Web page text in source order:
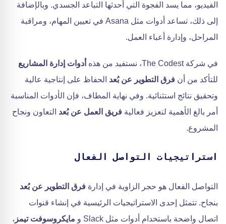
الفيديو، مما يسد الفجوة التي أحدثها التباعد الجسدي. وبالإضافة
إلى ذلك، تساعد أدوات مثل Asana في تعيين المهام، ومراقبة
المراحل، وإدارة أعباء العمل.
في شركة The Codest، نستفيد من هذه
أدوات إدارة المشاريع
للتأكد من أن فرق التطوير عن بُعد الحفاظ على إنتاجية عالية
وتحقيق نتائج استثنائية. وفي نهاية المطاف، فإن الأدوات المناسبة
أمر بالغ الأهمية لتعزيز فعالية فريق العمل عن بُعد التعاون ونجاح
المشروع.
استراتيجيات التواصل الفعال
التواصل الفعال هو حجر الزاوية في إدارة فرق التطوير عن بُعد
بنجاح. تتمثل إحدى الاستراتيجيات الرئيسية في إنشاء قنوات
اتصال واضحة باستخدام أدوات مثل Slack و
مايكروسوفت تيمز ،